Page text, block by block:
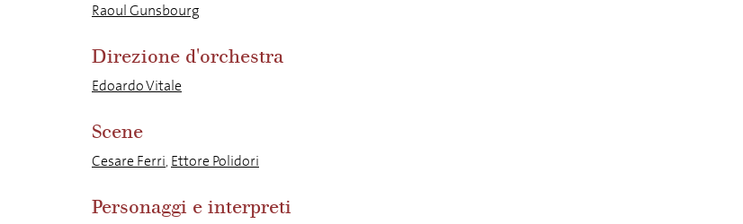
Raoul Gunsbourg
Direzione d'orchestra
Edoardo Vitale
Scene
Cesare Ferri,Ettore Polidori
Personaggi e interpreti